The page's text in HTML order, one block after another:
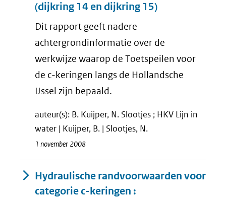
(dijkring 14 en dijkring 15)
Dit rapport geeft nadere
achtergrondinformatie over de
werkwijze waarop de Toetspeilen voor
de c-keringen langs de Hollandsche
IJssel zijn bepaald.
auteur(s): B. Kuijper, N. Slootjes ; HKV Lijn in
water | Kuijper, B. | Slootjes, N.
1 november 2008
Hydraulische randvoorwaarden voor
categorie c-keringen :